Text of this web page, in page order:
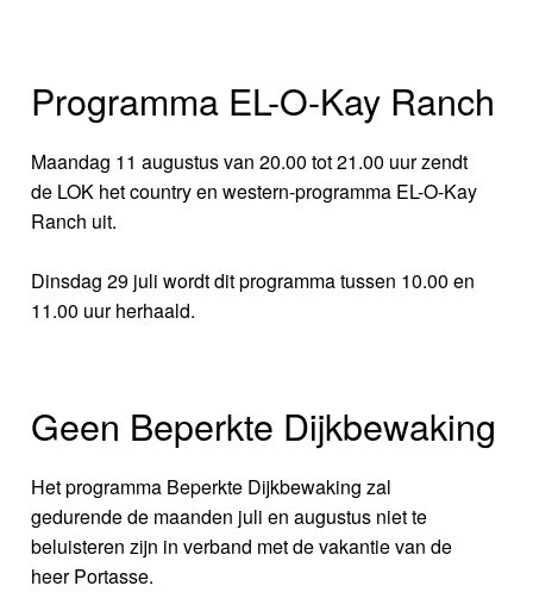
Programma EL-O-Kay Ranch
Maandag 11 augustus van 20.00 tot 21.00 uur zendt
de LOK het country en western-programma EL-O-Kay
Ranch uit.
Dinsdag 29 juli wordt dit programma tussen 10.00 en
11.00 uur herhaald.
Geen Beperkte Dijkbewaking
Het programma Beperkte Dijkbewaking zal
gedurende de maanden juli en augustus niet te
beluisteren zijn in verband met de vakantie van de
heer Portasse.